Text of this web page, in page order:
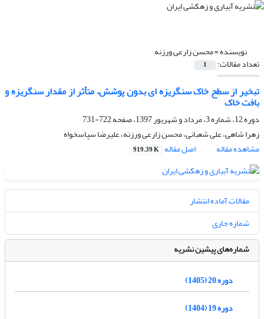
نویسنده =محسن زارعی ورزنه
تعداد مقالات: 1
تبخیر از سطح خاک سنگریزه ای بدون پوشش، متأثر از مقدار سنگریزه و
بافت خاک
دوره 12، شماره 3، مرداد و شهریور 1397، صفحه
722-731
زهرا شاهی، علی شعبانی، محسن زارعی ورزنه، علیرضا سپاسخواه
مشاهده مقاله
اصل مقاله 919.39 K
مقالات آماده انتشار
شماره جاری
شماره‌های پیشین نشریه
دوره 20 (1405)
دوره 19 (1404)